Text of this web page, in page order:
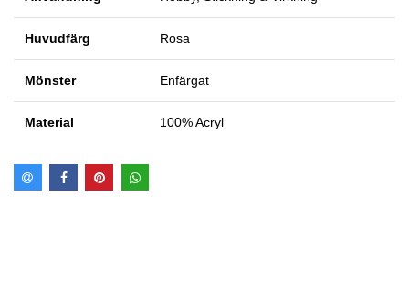
Huvudfärg Rosa
Mönster Enfärgat
Material 100% Acryl